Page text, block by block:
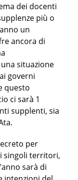
dei docenti
più o
un
ancora di
situazione
governi
questo
ci sarà 1
supplenti, sia
per
singoli territori,
sarà di